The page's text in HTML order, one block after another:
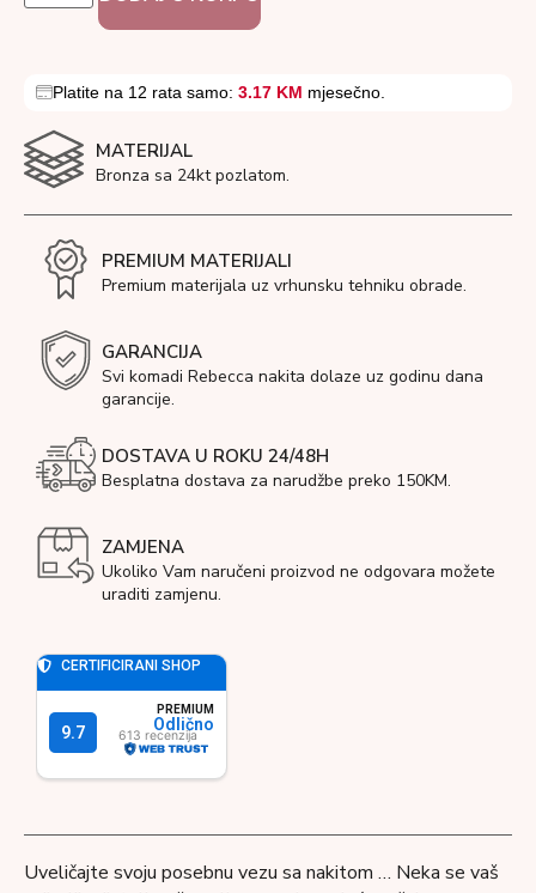
Platite na 12 rata samo: 3.17 KM mjesečno.
MATERIJAL
Bronza sa 24kt pozlatom.
PREMIUM MATERIJALI
Premium materijala uz vrhunsku tehniku obrade.
GARANCIJA
Svi komadi Rebecca nakita dolaze uz godinu dana
garancije.
DOSTAVA U ROKU 24/48H
Besplatna dostava za narudžbe preko 150KM.
ZAMJENA
Ukoliko Vam naručeni proizvod ne odgovara možete
uraditi zamjenu.
Uveličajte svoju posebnu vezu sa nakitom … Neka se vaš